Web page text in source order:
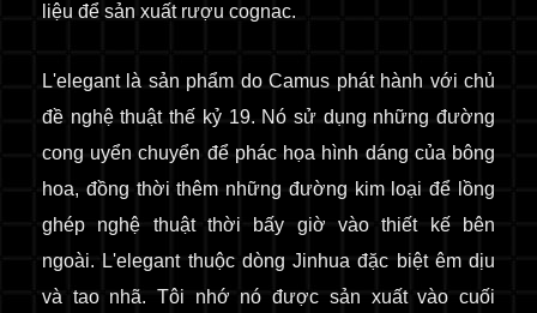
liệu để sản xuất rượu cognac.
L'elegant là sản phẩm do Camus phát hành với chủ
đề nghệ thuật thế kỷ 19. Nó sử dụng những đường
cong uyển chuyển để phác họa hình dáng của bông
hoa, đồng thời thêm những đường kim loại để lồng
ghép nghệ thuật thời bấy giờ vào thiết kế bên
ngoài. L'elegant thuộc dòng Jinhua đặc biệt êm dịu
và tao nhã. Tôi nhớ nó được sản xuất vào cuối